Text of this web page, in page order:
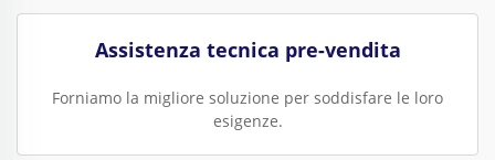
Assistenza tecnica pre-vendita
Forniamo la migliore soluzione per soddisfare le loro
esigenze.